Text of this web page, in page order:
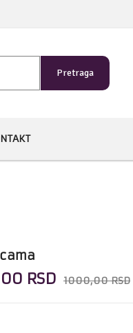
Pretraga
RSD 1000,00 RSD